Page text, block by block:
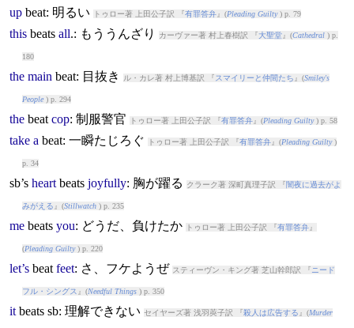
up beat: 明るい トゥロー著 上田公子訳 『有罪答弁』(Pleading Guilty) p. 79
this beats all.: もううんざり カーヴァー著 村上春樹訳 『大聖堂』(Cathedral) p.
180
the main beat: 目抜き ル・カレ著 村上博基訳 『スマイリーと仲間たち 』(Smiley's
People) p. 294
the beat cop: 制服警官 トゥロー著 上田公子訳 『有罪答弁』(Pleading Guilty) p. 58
take a beat: 一瞬たじろぐ トゥロー著 上田公子訳 『有罪答弁』(Pleading Guilty)
p. 34
sb’s heart beats joyfully: 胸が躍る クラーク著 深町真理子訳 『闇夜に過去がよ
みがえる 』(Stillwatch) p. 235
me beats you: どうだ、負けたか トゥロー著 上田公子訳 『有罪答弁』
(Pleading Guilty) p. 220
let’s beat feet: さ、フケようぜ スティーヴン・キング著 芝山幹郎訳 『 ニード
フル・シングス 』(Needful Things) p. 350
it beats sb: 理解できない セイヤーズ著 浅羽莢子訳 『殺人は広告する 』(Murder